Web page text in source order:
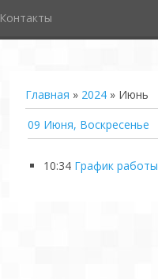
Контакты
Главная » 2024 » Июнь
09 Июня, Воскресенье
10:34 График работы